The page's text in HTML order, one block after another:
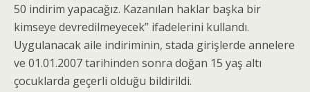
50 indirim yapacağız. Kazanılan haklar başka bir
kimseye devredilmeyecek” ifadelerini kullandı.
Uygulanacak aile indiriminin, stada girişlerde annelere
ve 01.01.2007 tarihinden sonra doğan 15 yaş altı
çocuklarda geçerli olduğu bildirildi.